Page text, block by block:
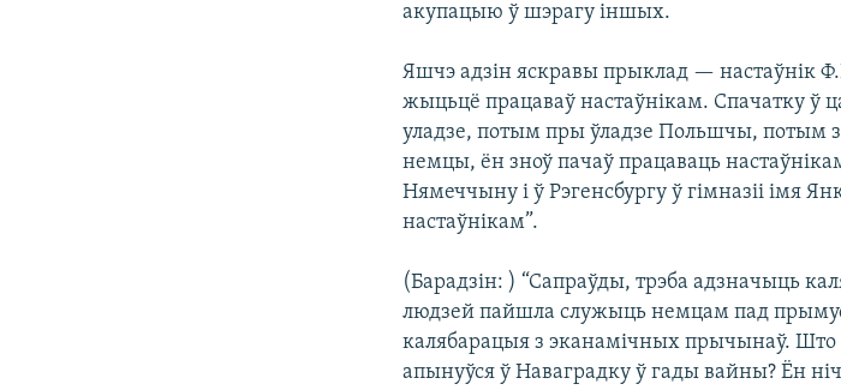
акупацыю ў шэрагу іншых.
Яшчэ адзін яскравы прыклад — настаўнік
жыцьцё працаваў настаўнікам. Спачатку ў
уладзе, потым пры ўладзе Польшчы, потым
немцы, ён зноў пачаў працаваць
Нямеччыну і ў Рэгенсбургу ў гімназіі імя
настаўнікам”.
(Барадзін: ) “Сапраўды, трэба адзначыць
людзей пайшла служыць немцам пад
калябарацыя з эканамічных прычынаў. Што
апынуўся ў Наваградку ў гады вайны? Ён